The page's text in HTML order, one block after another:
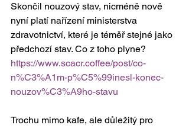
Skončil nouzový stav, nicméně nově
nyní platí nařízení ministerstva
zdravotnictví, které je téměř stejné jako
předchozí stav. Co z toho plyne?
https://www.scacr.coffee/post/co-
n%C3%A1m-p%C5%99inesl-konec-
nouzov%C3%A9ho-stavu
Trochu mimo kafe, ale důležitý pro